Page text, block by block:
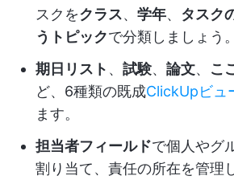
スクをクラス、 学年、 タスク
うトピックで分類しましょう。
期日リスト 、 試験、 論文、 こ
ど、6種類の既成ClickUpビュ
ます。
担当者フィールドで個人やグ
割り当て、責任の所在を管理